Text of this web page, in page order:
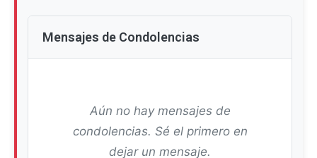
Mensajes de Condolencias
Aún no hay mensajes de
condolencias. Sé el primero en
dejar un mensaje.